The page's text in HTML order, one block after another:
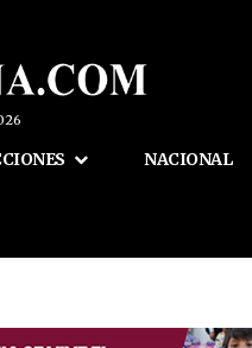
NACIONAL